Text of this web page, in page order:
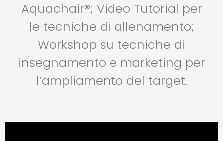
Aquachair®; Video Tutorial per
le tecniche di allenamento;
Workshop su tecniche di
insegnamento e marketing per
l’ampliamento del target.